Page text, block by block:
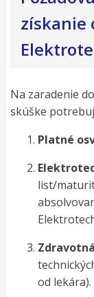
získanie
Na zaradenie
skúške
Platné
list/
od lekára).